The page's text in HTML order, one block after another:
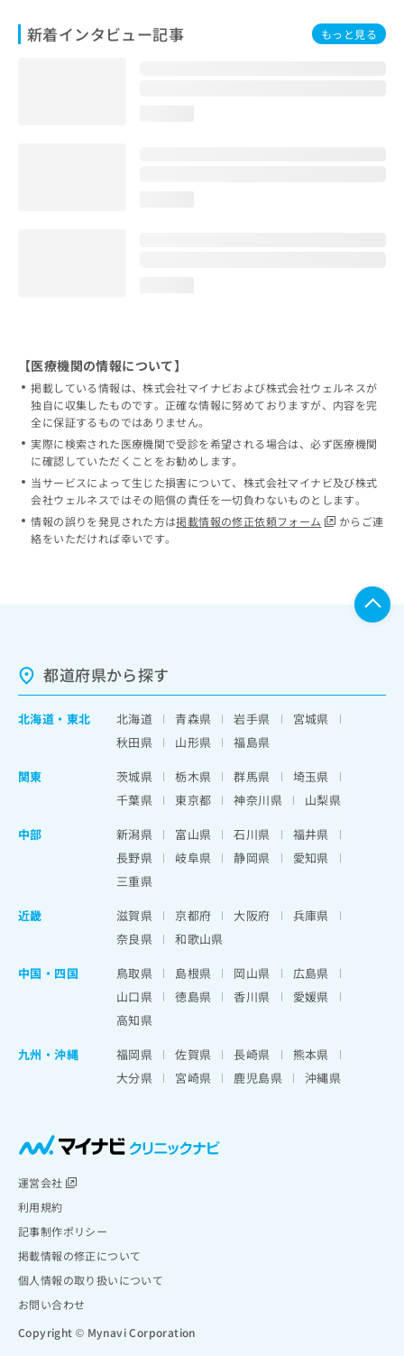
新着インタビュー記事 もっと見る
【医療機関の情報について】
掲載している情報は、株式会社マイナビおよび株式会社ウェルネスが
独自に収集したものです。正確な情報に努めておりますが、内容を完
全に保証するものではありません。
実際に検索された医療機関で受診を希望される場合は、必ず医療機関
に確認していただくことをお勧めします。
当サービスによって生じた損害について、株式会社マイナビ及び株式
会社ウェルネスではその賠償の責任を一切負わないものとします。
情報の誤りを発見された方は掲載情報の修正依頼フォーム
からご連
絡をいただければ幸いです。
都道府県から探す
北海道 ・ 東北 北海道 青森県 岩手県
宮城県
秋田県
山形県
福島県
関東
茨城県 栃木県 群馬県
埼玉県
千葉県
東京都 神奈川県
山梨県
中部
新潟県 富山県 石川県
福井県
長野県
岐阜県 静岡県
愛知県
三重県
近畿
滋賀県 京都府 大阪府
兵庫県
奈良県
和歌山県
中国・四国
鳥取県 島根県 岡山県
広島県
山口県
徳島県 香川県
愛媛県
高知県
九州・沖縄
福岡県 佐賀県 長崎県
熊本県
大分県
宮崎県 鹿児島県 沖縄県
運営会社
利用規約
記事制作ポリシー
掲載情報の修正について
個人情報の取り扱いについて
お問い合わせ
Copyright © Mynavi Corporation